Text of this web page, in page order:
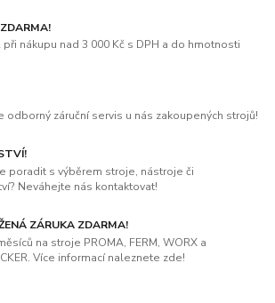
při nákupu nad 3 000 Kč s DPH a do hmotnosti
odborný záruční servis u nás zakoupených strojů!
poradit s výběrem stroje, nástroje či
Neváhejte nás kontaktovat!
ZÁRUKA ZDARMA!
na stroje PROMA, FERM, WORX a
Více informací naleznete zde!